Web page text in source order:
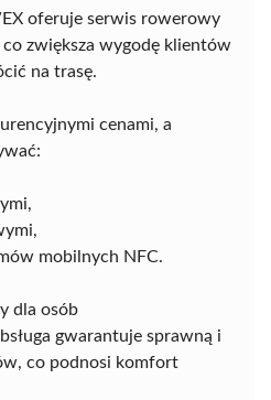
oferuje serwis rowerowy
zwiększa wygodę klientów
na trasę.
cenami, a
mobilnych NFC.
dla osób
gwarantuje sprawną i
co podnosi komfort